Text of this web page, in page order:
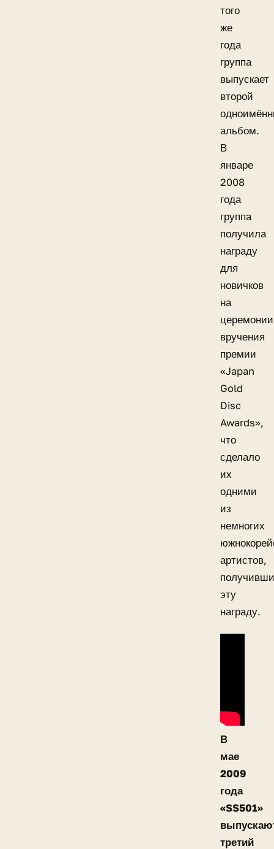
того
же
года
группа
выпускает
второй
альбом.
В
январе
2008
года
группа
получила
награду
для
новичков
на
церемонии
вручения
премии
«Japan
Gold
Disc
Awards»,
что
сделало
их
одними
из
немногих
артистов,
эту
награду.
В
мае
2009
года
«SS501»
третий